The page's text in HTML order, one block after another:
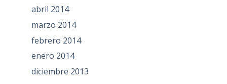
abril 2014
marzo 2014
febrero 2014
enero 2014
diciembre 2013